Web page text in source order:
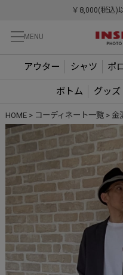
￥8,000(税込)
MENU
アウター シャツ ポ
ボトム グッズ
HOME コーディネート一覧 金